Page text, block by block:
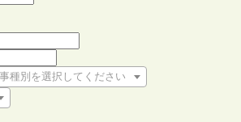
種別を選択してください
択してください